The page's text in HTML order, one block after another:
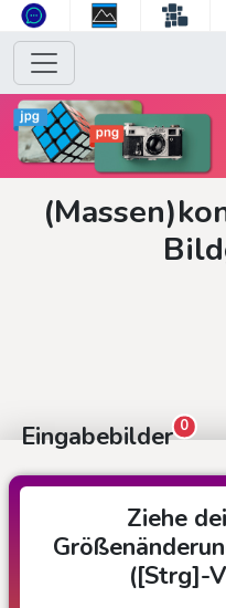
0
Eingabebilder
Ziehe
([Strg]-